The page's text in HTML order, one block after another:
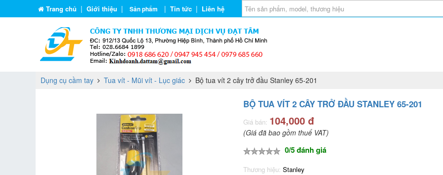
Trang chủ | Giới thiệu | Sản phẩm | Tin tức | Liên hệ
Dụng cụ cầm tay Tua vít - Mũi vít - Lục giác Bộ tua vít 2 cây trở đầu Stanley 65-201
BỘ TUA VÍT 2 CÂY TRỞ ĐẦU STANLEY 65-201
Giá bán: 104,000 đ
(Giá đã bao gồm thuế VAT)
0/5 đánh giá
Thương hiệu: Stanley